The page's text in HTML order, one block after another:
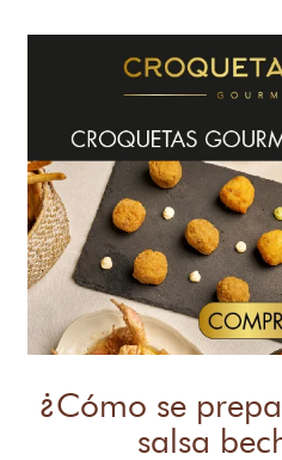
¿Cómo se
salsa